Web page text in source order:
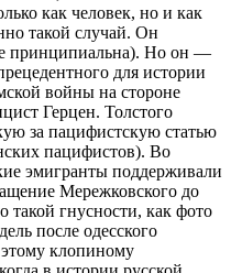
как человек, но и как
такой случай. Он
принципиальна). Но он —
для истории
войны на стороне
Герцен. Толстого
за пацифистскую статью
пацифистов). Во
эмигранты поддерживали
Мережковского до
такой гнусности, как фото
после одесского
клопиному